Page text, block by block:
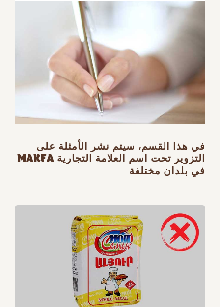
في هذا القسم، سيتم نشر الأمثلة على
التزوير تحت اسم العلامة التجارية MAKFA
في بلدان مختلفة